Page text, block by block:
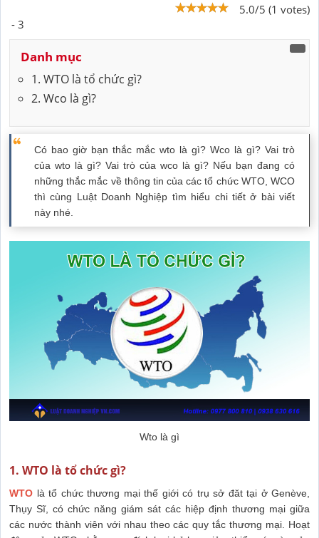
5.0/5 (1 votes)
- 3
Danh mục
1. WTO là tổ chức gì?
2. Wco là gì?
Có bao giờ bạn thắc mắc wto là gì? Wco là gì? Vai trò
của wto là gì? Vai trò của wco là gì? Nếu bạn đang có
những thắc mắc về thông tin của các tổ chức WTO, WCO
thì cùng Luật Doanh Nghiệp tìm hiểu chi tiết ở bài viết
này nhé.
Wto là gì
1. WTO là tổ chức gì?
WTO là tổ chức thương mại thế giới có trụ sở đăt tại ở Genève,
Thụy Sĩ, có chức năng giám sát các hiệp định thương mại giữa
các nước thành viên với nhau theo các quy tắc thương mại. Hoạt